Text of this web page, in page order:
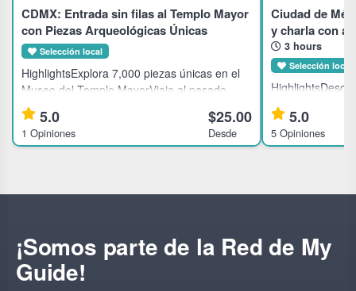
CDMX: Entrada sin filas al Templo Mayor
con Piezas Arqueológicas Únicas
Selección local
HighlightsExplora 7,000 piezas únicas en el
Museo del Templo MayorViaja al pasado
mexica en el corazón de Ciudad de
MéxicoConoce dioses aztecas en un museo
lleno de historia vivaDescubre el Templo
5.0
1 Opiniones
$25.00
Desde
Ciudad de
y charla con
3 hours
Selección local
Ciudad de
directoDisfruta
con los actores
5.0
5 Opiniones
¡Somos parte de la Red de My
Guide!